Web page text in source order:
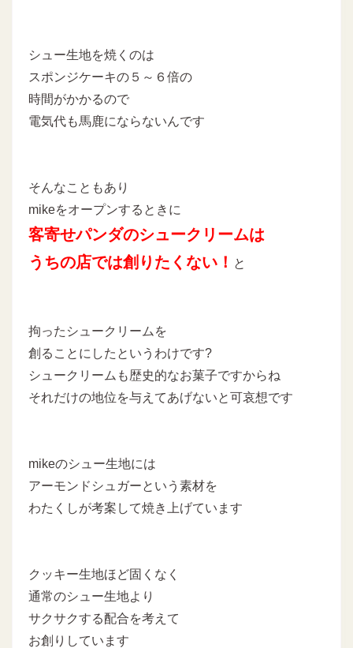
シュー生地を焼くのは
スポンジケーキの５～６倍の
時間がかかるので
電気代も馬鹿にならないんです
そんなこともあり
mikeをオープンするときに
客寄せパンダのシュークリームは
うちの店では創りたくない！ と
拘ったシュークリームを
創ることにしたというわけです?
シュークリームも歴史的なお菓子ですからね
それだけの地位を与えてあげないと可哀想です
mikeのシュー生地には
アーモンドシュガーという素材を
わたくしが考案して焼き上げています
クッキー生地ほど固くなく
通常のシュー生地より
サクサクする配合を考えて
お創りしています